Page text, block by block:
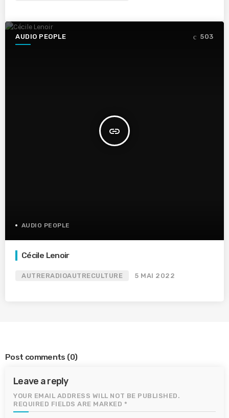
AUDIO PEOPLE
insert_link
503
AUDIO PEOPLE
Cécile Lenoir
AUTRERADIOAUTRECULTURE 5 MAI 2022
Post comments (0)
Leave a reply
YOUR EMAIL ADDRESS WILL NOT BE PUBLISHED.
REQUIRED FIELDS ARE MARKED *